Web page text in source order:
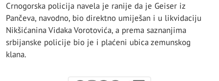
Crnogorska policija navela je ranije da je Geiser iz
Pančeva, navodno, bio direktno umiješan i u likvidaciju
Nikšićanina Vidaka Vorotovića, a prema saznanjima
srbijanske policije bio je i plaćeni ubica zemunskog
klana.